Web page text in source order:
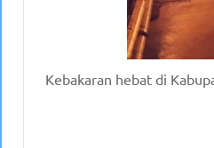
Kebakaran hebat di